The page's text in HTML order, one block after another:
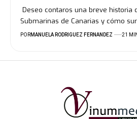
Deseo contaros una breve historia
Submarinas de Canarias y cómo
PORMANUELA RODRIGUEZ FERNANDEZ 21